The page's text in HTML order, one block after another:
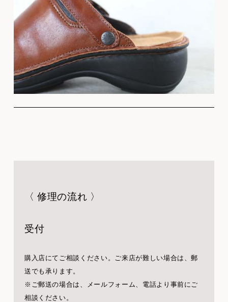
〈 修理の流れ 〉
受付
購入店にてご相談ください。ご来店が難しい場合は、郵
送でも承ります。
※ご郵送の場合は、メールフォーム、電話より事前にご
相談ください。